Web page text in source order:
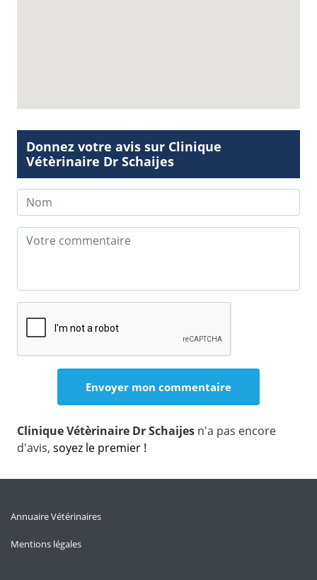
Donnez votre avis sur Clinique
Vétèrinaire Dr Schaijes
Clinique Vétèrinaire Dr Schaijes n'a pas encore
d'avis, soyez le premier !
Annuaire Vétérinaires
Mentions légales